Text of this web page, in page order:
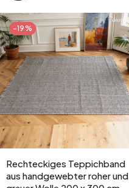
-19%
Rechteckiges Teppichband
aus handgewebter roher und